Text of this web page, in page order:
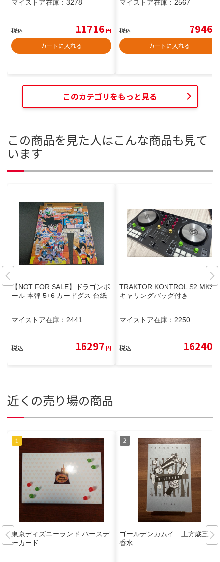
マイストア在庫： 3278
税込 11716円
カートに入れる
マイストア在庫： 2567
税込 7946
カートに入れる
このカテゴリをもっと見る
この商品を見た人はこんな商品も見て
います
【NOT FOR SALE】ドラゴンボ
ール 本弾 5+6 カードダス 台紙
マイストア在庫： 2441
税込 16297円
TRAKTOR KONTROL S2 MK3
キャリングバッグ付き
マイストア在庫： 2250
税込 16240
近くの売り場の商品
東京ディズニーランド バースデ
ーカード
ゴールデンカムイ 土方歳三
香水